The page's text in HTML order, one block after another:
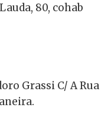
80, cohab
Grassi C/ A Rua